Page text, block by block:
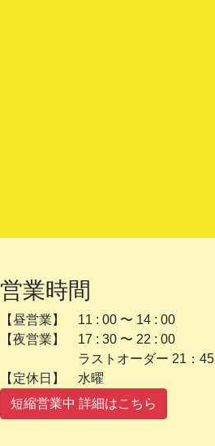
営業時間
【昼営業】 11 : 00 〜 14 : 00
【夜営業】 17 : 30 〜 22 : 00
ラストオーダー 21：45
【定休日】 水曜
短縮営業中 詳細はこちら